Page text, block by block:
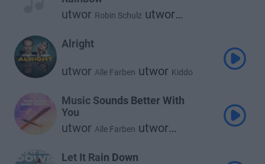
utwor Robin Schulz utwor
Israel Kamakawiwo'ole
Alright
utwor Alle Farben utwor Kiddo
Music Sounds Better With
You
utwor Alle Farben utwor
Let It Rain Down